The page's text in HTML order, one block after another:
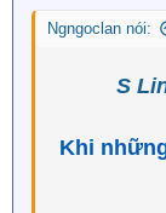
s
Ngngoclan nói:
S
Khi